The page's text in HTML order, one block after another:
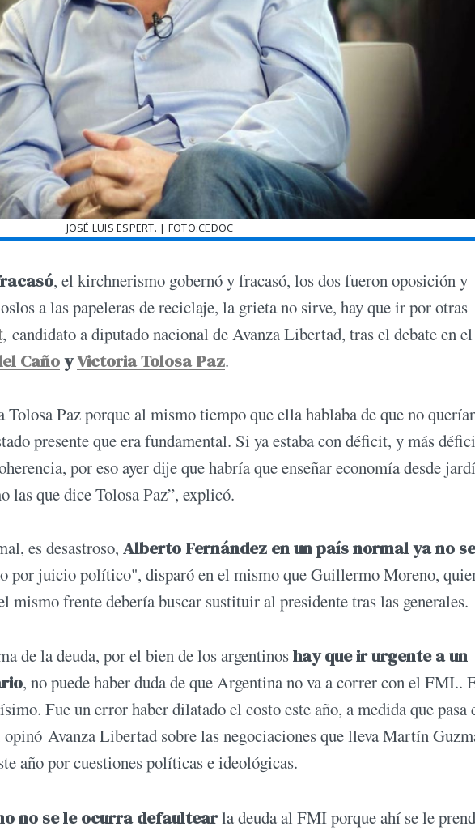
JOSÉ LUIS ESPERT. | FOTO:CEDOC
, el kirchnerismo gobernó y fracasó, los dos fueron oposición y
a las papeleras de reciclaje, la grieta no sirve, hay que ir por otras
, candidato a diputado nacional de Avanza Libertad, tras el debate en
CañoyVictoria Tolosa Paz.
Tolosa Paz porque al mismo tiempo que ella hablaba de que no
presente que era fundamental. Si ya estaba con déficit, y más
por eso ayer dije que habría que enseñar economía desde
las que dice Tolosa Paz”, explicó.
es desastroso, Alberto Fernández en un país normal ya no
por juicio político", disparó en el mismo que Guillermo Moreno,
mismo frente debería buscar sustituir al presidente tras las generales.
de la deuda, por el bien de los argentinoshay que ir urgente a un
, no puede haber duda de que Argentina no va a correr con el FMI..
Fue un error haber dilatado el costo este año, a medida que pasa
Avanza Libertad sobre las negociaciones que lleva Martín
año por cuestiones políticas e ideológicas.
no se le ocurra defaultearla deuda al FMI porque ahí se le